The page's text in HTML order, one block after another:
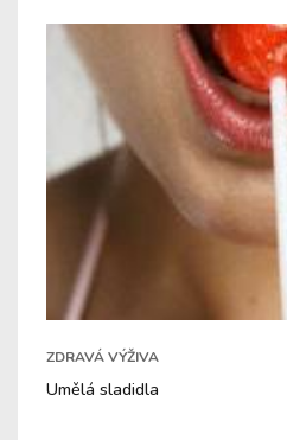
ZDRAVÁ VÝŽIVA
Umělá sladidla